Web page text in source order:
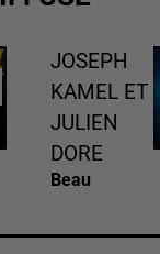
JOSEPH
KAMEL ET
JULIEN
DORE
Beau